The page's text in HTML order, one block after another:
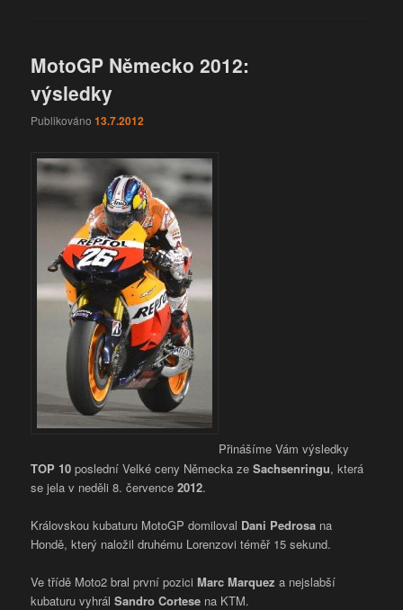
MotoGP Německo 2012:
výsledky
Publikováno13.7.2012
Přinášíme Vám výsledky
TOP 10 poslední Velké ceny Německa zeSachsenringu, která
se jela v neděli 8. července2012.
Královskou kubaturu MotoGP domiloval Dani Pedrosa na
Hondě, který naložil druhému Lorenzovi téměř 15 sekund.
Ve třídě Moto2 bral první poziciMarc Marquez a nejslabší
kubaturu vyhrálSandro Cortese na KTM.